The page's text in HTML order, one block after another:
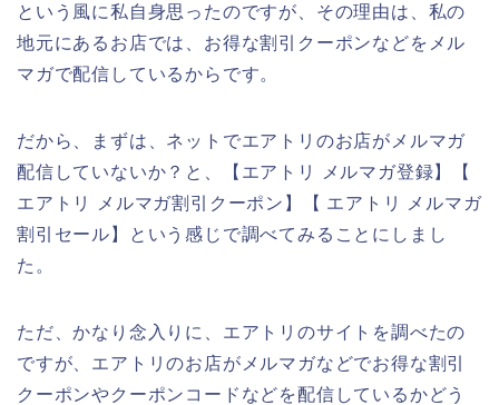
という風に私自身思ったのですが、その理由は、私の
地元にあるお店では、お得な割引クーポンなどをメル
マガで配信しているからです。
だから、まずは、ネットでエアトリのお店がメルマガ
配信していないか？と、【エアトリ メルマガ登録】【
エアトリ メルマガ割引クーポン】【 エアトリ メルマガ
割引セール】という感じで調べてみることにしまし
た。
ただ、かなり念入りに、エアトリのサイトを調べたの
ですが、エアトリのお店がメルマガなどでお得な割引
クーポンやクーポンコードなどを配信しているかどう